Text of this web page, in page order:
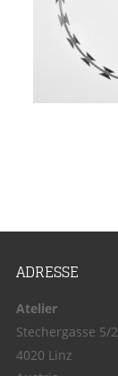
ADRESSE
Atelier
Stechergasse 5/2
4020 Linz